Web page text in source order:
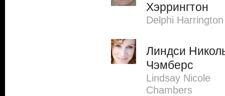
Хэррингтон
Delphi Harrington
Линдси
Чэмберс
Lindsay Nicole
Chambers